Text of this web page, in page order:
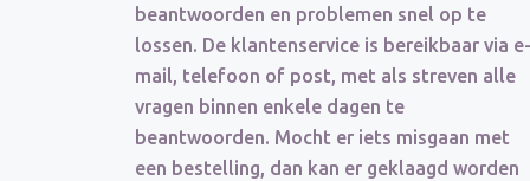
beantwoorden en problemen snel op te
lossen. De klantenservice is bereikbaar via e-
mail, telefoon of post, met als streven alle
vragen binnen enkele dagen te
beantwoorden. Mocht er iets misgaan met
een bestelling, dan kan er geklaagd worden